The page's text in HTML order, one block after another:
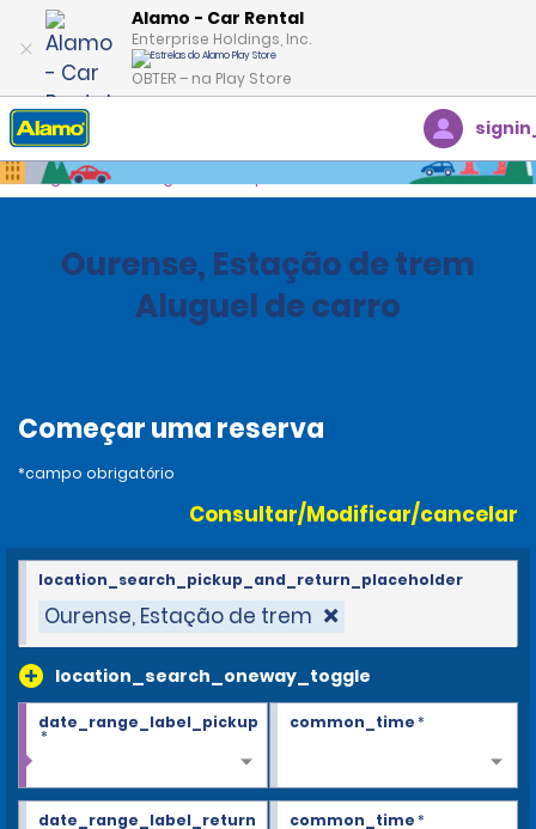
Alamo - Car Rental
Enterprise Holdings, Inc.
OBTER – na Play Store
Página inicial
Ourense, Estação de trem
Aluguel de carro
Começar uma reserva
*campo obrigatório
Consultar/Modificar/cancelar
Ourense, Estação de trem
location_search_oneway_toggle
location_search_pickup_and_return_placeholder
date_range_label_pickup
*
common_time*
date_range_label_return common_time*